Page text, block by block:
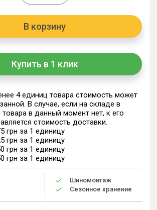
В корзину
Купить в 1 клик
4 единиц товара стоимость может
В случае, если на складе в
в данный момент нет, к его
стоимость доставки.
грн за 1 единицу
грн за 1 единицу
грн за 1 единицу
грн за 1 единицу
Шиномонтаж
Сезонное хранение